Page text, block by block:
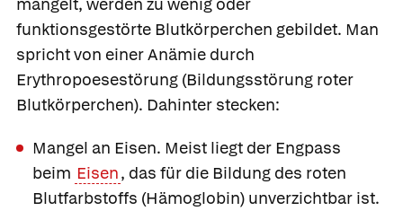
mangelt, werden zu wenig oder
funktionsgestörte Blutkörperchen gebildet. Man
spricht von einerAnämie durch
Erythropoesestörung (Bildungsstörung roter
Blutkörperchen). Dahinter stecken:
Mangel an Eisen. Meist liegt der Engpass
beim Eisen, das für die Bildung des roten
Blutfarbstoffs (Hämoglobin) unverzichtbar ist.